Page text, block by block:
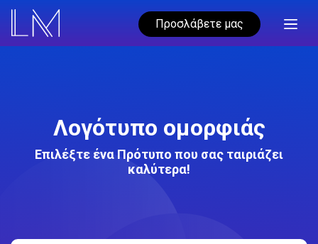
Προσλάβετε μας
Λογότυπο ομορφιάς
Επιλέξτε ένα Πρότυπο που σας ταιριάζει
καλύτερα!